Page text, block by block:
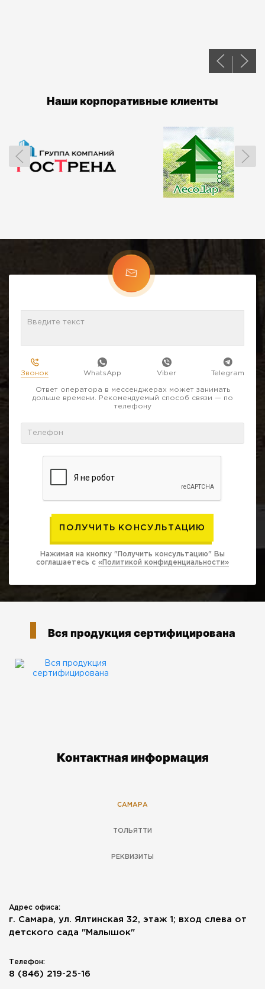
Наши корпоративные клиенты
Звонок WhatsApp Viber Telegram
Ответ оператора в мессенджерах может занимать
дольше времени. Рекомендуемый способ связи — по
телефону
Нажимая на кнопку "Получить консультацию" Вы
соглашаетесь с «Политикой конфиденциальности»
Вся продукция сертифицирована
Контактная информация
САМАРА
ТОЛЬЯТТИ
РЕКВИЗИТЫ
Адрес офиса:
г. Самара, ул. Ялтинская 32, этаж 1; вход слева от
детского сада "Малышок"
Телефон:
8 (846) 219-25-16